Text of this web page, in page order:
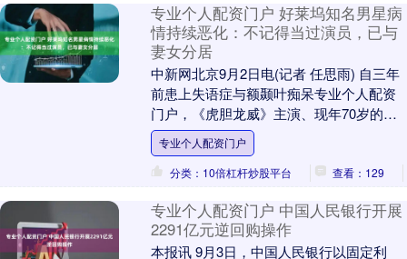
专业个人配资门户 好莱坞知名男星病
情持续恶化：不记得当过演员，已与
妻女分居
中新网北京9月2日电(记者 任思雨) 自三年
前患上失语症与额颞叶痴呆专业个人配资
门户，《虎胆龙威》主演、现年70岁的好
莱坞传奇影星布鲁斯·威利斯的健康状况一
直备....
专业个人配资门户
分类：10倍杠杆炒股平台
查看：129
专业个人配资门户 中国人民银行开展
2291亿元逆回购操作
本报讯 9月3日，中国人民银行以固定利